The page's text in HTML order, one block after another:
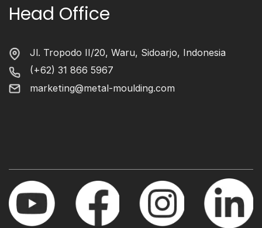
Head Office
Jl. Tropodo II/20, Waru, Sidoarjo, Indonesia
(+62) 31 866 5967
marketing@metal-moulding.com